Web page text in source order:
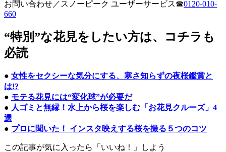
お問い合わせ／スノーピーク ユーザーサービス☎︎0120-010-
660
“特別”な花見をしたい方は、コチラも
必読
● 女性をセクシーな気分にする、寒さ知らずの夜桜鑑賞と
は!?
● モテる花見には“変化球”が必要だ
● 人ゴミと無縁！水上から桜を楽しむ「お花見クルーズ」4
選
● プロに聞いた！ インスタ映えする桜を撮る５つのコツ
この記事が気に入ったら「いいね！」しよう